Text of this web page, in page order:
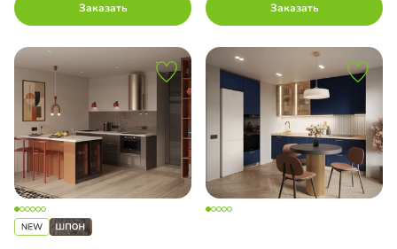
Заказать Заказать